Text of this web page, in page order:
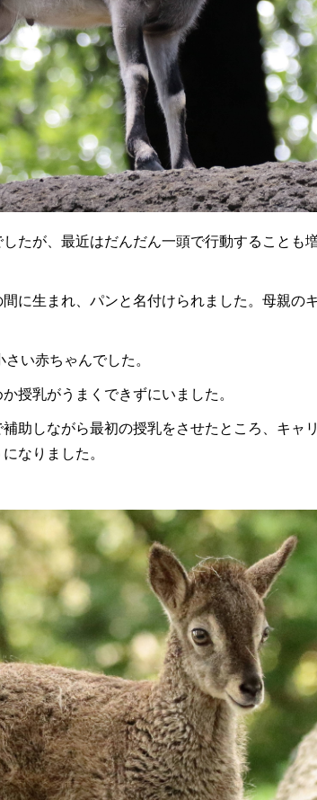
たが、最近はだんだん一頭で行動することも
に生まれ、パンと名付けられました。母親の
い赤ちゃんでした。
授乳がうまくできずにいました。
助しながら最初の授乳をさせたところ、キャ
なりました。